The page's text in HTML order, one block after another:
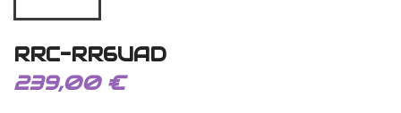
RRC-RR6UAD
239,00 €